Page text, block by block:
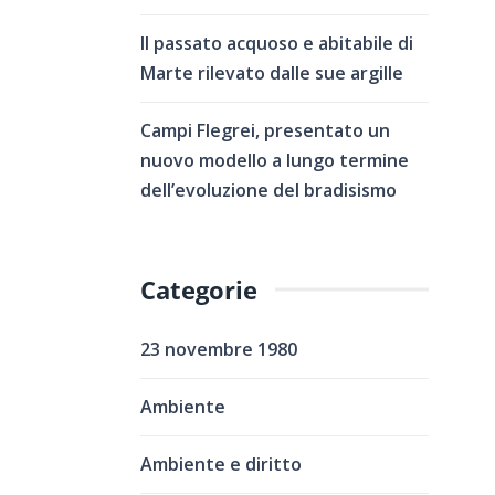
Il passato acquoso e abitabile di
Marte rilevato dalle sue argille
Campi Flegrei, presentato un
nuovo modello a lungo termine
dell’evoluzione del bradisismo
Categorie
23 novembre 1980
Ambiente
Ambiente e diritto